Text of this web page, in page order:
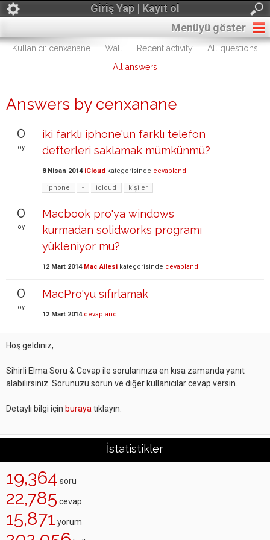
Giriş Yap | Kayıt ol
Menüyü göster
Kullanıcı: cenxanane Wall Recent activity
All questions
All answers
Answers by cenxanane
0
oy
iki farklı iphone'un farklı telefon
defterleri saklamak mümkünmü?
8 Nisan 2014 iCloud kategorisinde cevaplandı
iphone - icloud kişiler
0
oy
Macbook pro'ya windows
kurmadan solidworks programı
yükleniyor mu?
12 Mart 2014 Mac Ailesi kategorisinde cevaplandı
0
oy
MacPro'yu sıfırlamak
12 Mart 2014 cevaplandı
Hoş geldiniz,
Sihirli Elma Soru & Cevap ile sorularınıza en kısa zamanda yanıt
alabilirsiniz. Sorunuzu sorun ve diğer kullanıcılar cevap versin.
Detaylı bilgi için buraya tıklayın.
İstatistikler
19,364 soru
22,785 cevap
15,871 yorum